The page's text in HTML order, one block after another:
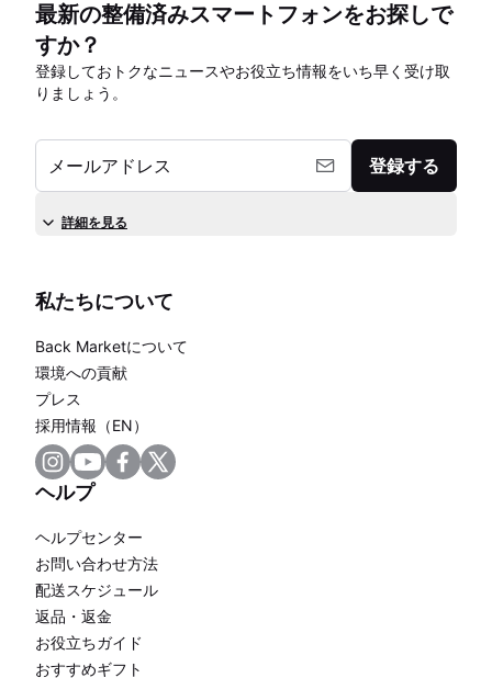
最新の整備済みスマートフォンをお探しで
すか？
登録しておトクなニュースやお役立ち情報をいち早く受け取
りましょう。
メールアドレス 登録する
詳細を見る
私たちについて
Back Marketについて
環境への貢献
プレス
採用情報（EN）
ヘルプ
ヘルプセンター
お問い合わせ方法
配送スケジュール
返品・返金
お役立ちガイド
おすすめギフト